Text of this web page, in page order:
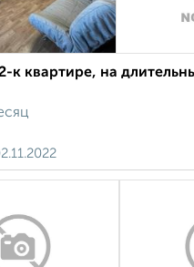
к квартире, на